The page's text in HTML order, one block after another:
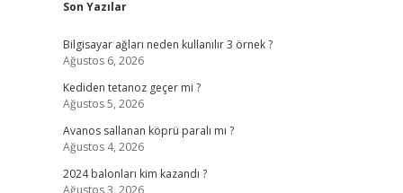
Son Yazılar
Bilgisayar ağları neden kullanılır 3 örnek ?
Ağustos 6, 2026
Kediden tetanoz geçer mi ?
Ağustos 5, 2026
Avanos sallanan köprü paralı mı ?
Ağustos 4, 2026
2024 balonları kim kazandı ?
Ağustos 3, 2026